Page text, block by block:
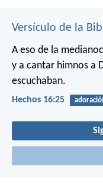
Versículo de la
A eso de la
y a cantar himnos a
escuchaban.
Hechos 16:25